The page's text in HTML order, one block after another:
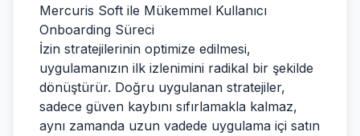
Mercuris Soft ile Mükemmel Kullanıcı
Onboarding Süreci
İzin stratejilerinin optimize edilmesi,
uygulamanızın ilk izlenimini radikal bir şekilde
dönüştürür. Doğru uygulanan stratejiler,
sadece güven kaybını sıfırlamakla kalmaz,
aynı zamanda uzun vadede uygulama içi satın